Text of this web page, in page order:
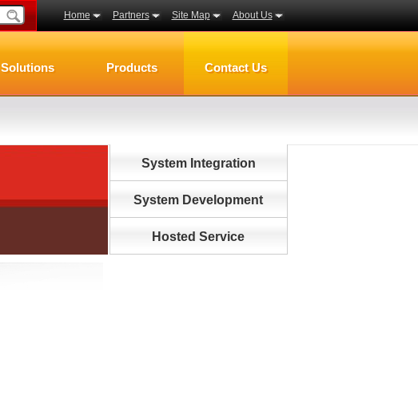
Home Partners Site Map About Us
Solutions Products Contact Us
System Integration
System Development
Hosted Service